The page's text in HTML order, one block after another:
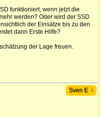
funktioniert, wenn jetzt die
werden? Oder wird der SSD
der Einsätze bis zu den
dann Erste Hilfe?
der Lage freuen.
Sven E ↓